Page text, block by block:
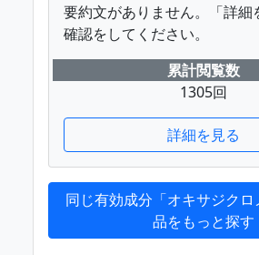
要約文がありません。「詳細
確認をしてください。
累計閲覧数
1305回
詳細を見る
同じ有効成分「オキサジク
品をもっと探す